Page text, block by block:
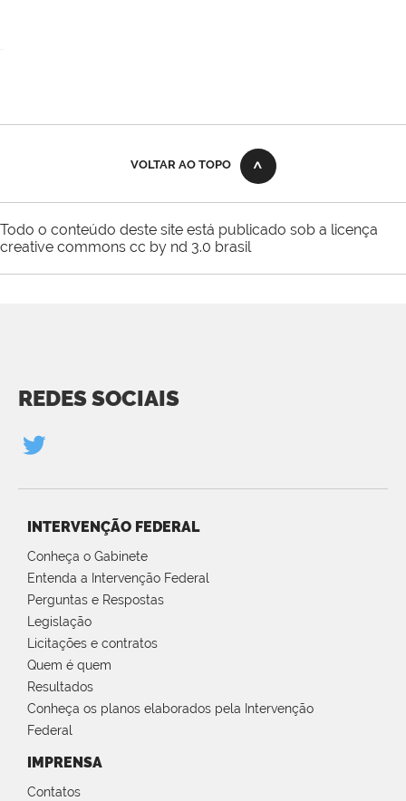
VOLTAR AO TOPO
Todo o conteúdo deste site está publicado sob a licença
creative commons cc by nd 3.0 brasil
REDES SOCIAIS
INTERVENÇÃO FEDERAL
Conheça o Gabinete
Entenda a Intervenção Federal
Perguntas e Respostas
Legislação
Licitações e contratos
Quem é quem
Resultados
Conheça os planos elaborados pela Intervenção
Federal
IMPRENSA
Contatos